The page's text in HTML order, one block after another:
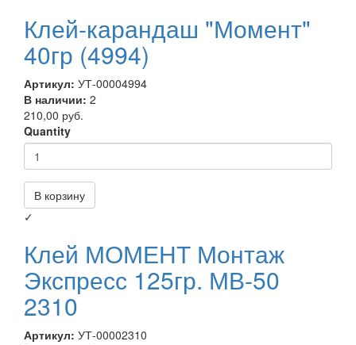
Клей-карандаш "Момент"
40гр (4994)
Артикул: УТ-00004994
В наличии: 2
210,00 руб.
Quantity
В корзину
✓
Клей МОМЕНТ Монтаж
Экспресс 125гр. МВ-50
2310
Артикул: УТ-00002310